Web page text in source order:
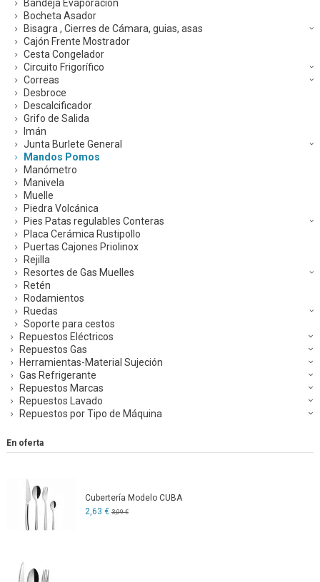
Bandeja Evaporación
Bocheta Asador
Bisagra , Cierres de Cámara, guias, asas
Cajón Frente Mostrador
Cesta Congelador
Circuito Frigorífico
Correas
Desbroce
Descalcificador
Grifo de Salida
Imán
Junta Burlete General
Mandos Pomos
Manómetro
Manivela
Muelle
Piedra Volcánica
Pies Patas regulables Conteras
Placa Cerámica Rustipollo
Puertas Cajones Priolinox
Rejilla
Resortes de Gas Muelles
Retén
Rodamientos
Ruedas
Soporte para cestos
Repuestos Eléctricos
Repuestos Gas
Herramientas-Material Sujeción
Gas Refrigerante
Repuestos Marcas
Repuestos Lavado
Repuestos por Tipo de Máquina
En oferta
Cubertería Modelo CUBA
2,63 € 3,09 €